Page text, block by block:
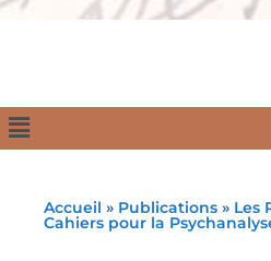
Accueil » Publications » Les
Cahiers pour la